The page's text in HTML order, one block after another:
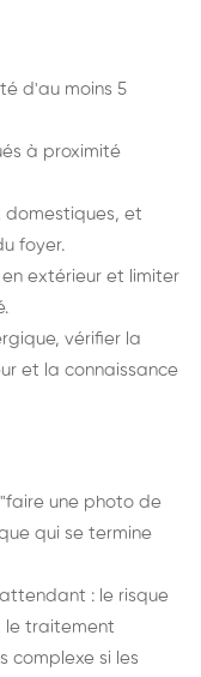
d'au moins 5
à proximité
domestiques, et
foyer.
extérieur et limiter
vérifier la
et la connaissance
une photo de
qui se termine
: le risque
le traitement
complexe si les